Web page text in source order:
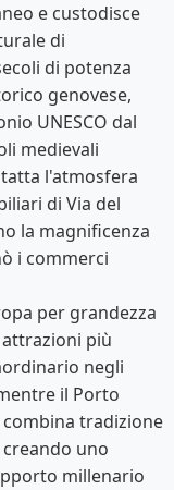
e custodisce
di
di potenza
genovese,
UNESCO dal
medievali
l'atmosfera
di Via del
la magnificenza
i commerci
per grandezza
più
negli
il Porto
tradizione
uno
millenario